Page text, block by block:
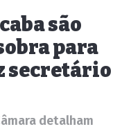
são
para
secretário
detalham